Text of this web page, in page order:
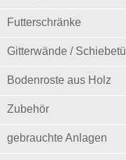
Futterschränke
Gitterwände /
Bodenroste aus Holz
Zubehör
gebrauchte Anlagen